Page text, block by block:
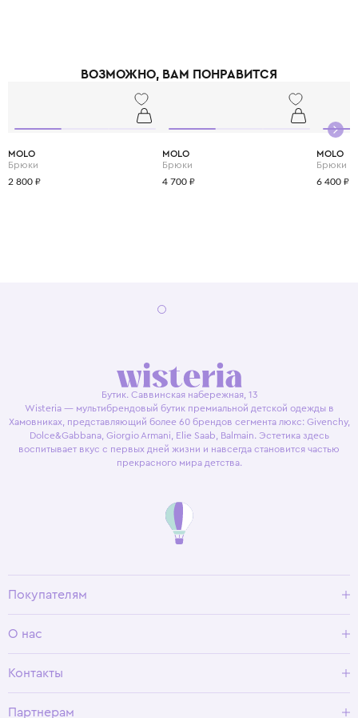
поколениями итальянское качество и элегантность.
ВОЗМОЖНО, ВАМ ПОНРАВИТСЯ
MOLO
Брюки
2 800 ₽
MOLO
Брюки
4 700 ₽
MOLO
Брюки
6 400 ₽
Бутик. Саввинская набережная, 13
Wisteria — мультибрендовый бутик премиальной детской одежды в
Хамовниках, представляющий более 60 брендов сегмента люкс: Givenchy,
Dolce&Gabbana, Giorgio Armani, Elie Saab, Balmain. Эстетика здесь
воспитывает вкус с первых дней жизни и навсегда становится частью
прекрасного мира детства.
Покупателям
Условия возврата
О нас
Программа лояльности
Контакты
Партнерам